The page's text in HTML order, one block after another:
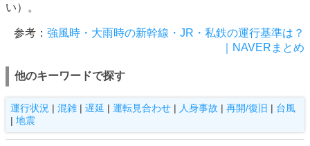
い）。
参考： 強風時・大雨時の新幹線・JR・私鉄の運行基準は？
｜NAVERまとめ
他のキーワードで探す
運行状況 | 混雑 | 遅延 | 運転見合わせ | 人身事故 | 再開/復旧 | 台風
| 地震